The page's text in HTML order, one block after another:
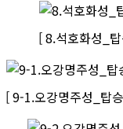
[ 8.석호화성_
[ 9-1.오강명주성_탑